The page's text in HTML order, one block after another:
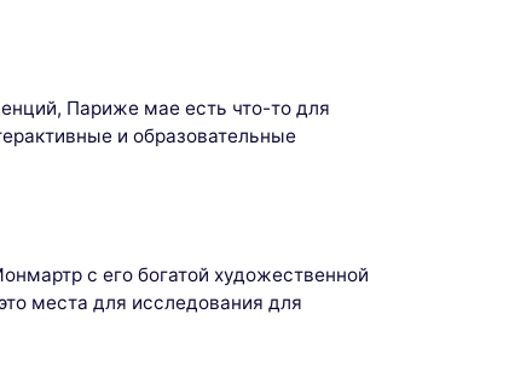
Париже мае есть что-то для
и образовательные
с его богатой художественной
места для исследования для